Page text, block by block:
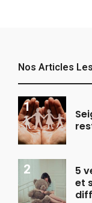
Nos Articles
5
et